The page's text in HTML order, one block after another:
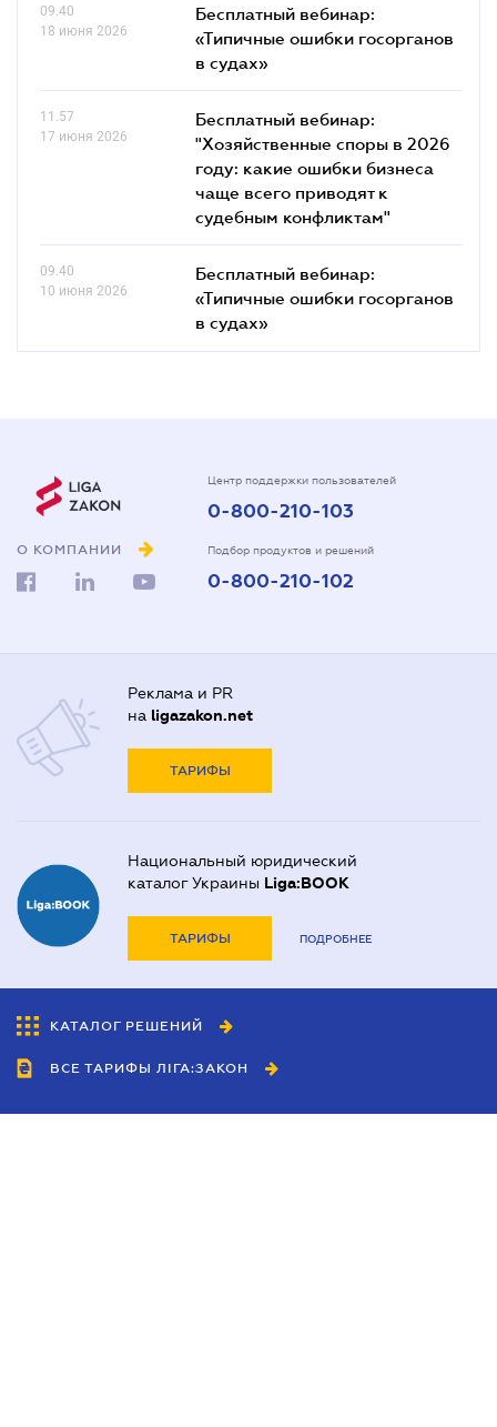
09.40
18 июня 2026
Бесплатный вебинар:
«Типичные ошибки госорганов
в судах»
11.57
17 июня 2026
Бесплатный вебинар:
"Хозяйственные споры в 2026
году: какие ошибки бизнеса
чаще всего приводят к
судебным конфликтам"
09.40
10 июня 2026
Бесплатный вебинар:
«Типичные ошибки госорганов
в судах»
О КОМПАНИИ
Центр поддержки пользователей
0-800-210-103
Подбор продуктов и решений
0-800-210-102
Реклама и PR
на ligazakon.net
ТАРИФЫ
Национальный юридический
каталог Украины Liga:BOOK
ТАРИФЫ ПОДРОБНЕЕ
КАТАЛОГ РЕШЕНИЙ
ВСЕ ТАРИФЫ ЛІГА:ЗАКОН